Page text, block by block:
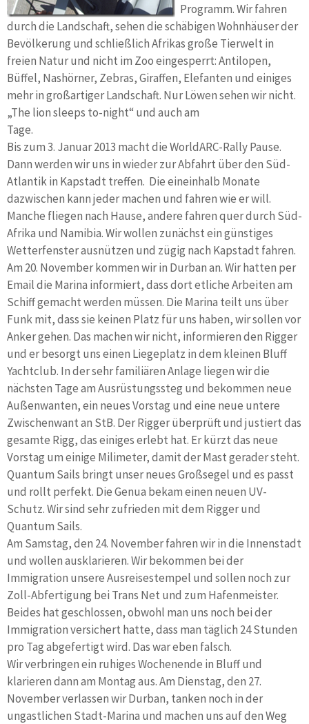
Programm. Wir fahren
durch die Landschaft, sehen die schäbigen Wohnhäuser der
Bevölkerung und schließlich Afrikas große Tierwelt in
freien Natur und nicht im Zoo eingesperrt: Antilopen,
Büffel, Nashörner, Zebras, Giraffen, Elefanten und einiges
mehr in großartiger Landschaft. Nur Löwen sehen wir nicht.
„The lion sleeps to-night“ und auch am
Tage.
Bis zum 3. Januar 2013 macht die WorldARC-Rally Pause.
Dann werden wir uns in wieder zur Abfahrt über den Süd-
Atlantik in Kapstadt treffen. Die eineinhalb Monate
dazwischen kann jeder machen und fahren wie er will.
Manche fliegen nach Hause, andere fahren quer durch Süd-
Afrika und Namibia. Wir wollen zunächst ein günstiges
Wetterfenster ausnützen und zügig nach Kapstadt fahren.
Am 20. November kommen wir in Durban an. Wir hatten per
Email die Marina informiert, dass dort etliche Arbeiten am
Schiff gemacht werden müssen. Die Marina teilt uns über
Funk mit, dass sie keinen Platz für uns haben, wir sollen vor
Anker gehen. Das machen wir nicht, informieren den Rigger
und er besorgt uns einen Liegeplatz in dem kleinen Bluff
Yachtclub. In der sehr familiären Anlage liegen wir die
nächsten Tage am Ausrüstungssteg und bekommen neue
Außenwanten, ein neues Vorstag und eine neue untere
Zwischenwant an StB. Der Rigger überprüft und justiert das
gesamte Rigg, das einiges erlebt hat. Er kürzt das neue
Vorstag um einige Milimeter, damit der Mast gerader steht.
Quantum Sails bringt unser neues Großsegel und es passt
und rollt perfekt. Die Genua bekam einen neuen UV-
Schutz. Wir sind sehr zufrieden mit dem Rigger und
Quantum Sails.
Am Samstag, den 24. November fahren wir in die Innenstadt
und wollen ausklarieren. Wir bekommen bei der
Immigration unsere Ausreisestempel und sollen noch zur
Zoll-Abfertigung bei Trans Net und zum Hafenmeister.
Beides hat geschlossen, obwohl man uns noch bei der
Immigration versichert hatte, dass man täglich 24 Stunden
pro Tag abgefertigt wird. Das war eben falsch.
Wir verbringen ein ruhiges Wochenende in Bluff und
klarieren dann am Montag aus. Am Dienstag, den 27.
November verlassen wir Durban, tanken noch in der
ungastlichen Stadt-Marina und machen uns auf den Weg